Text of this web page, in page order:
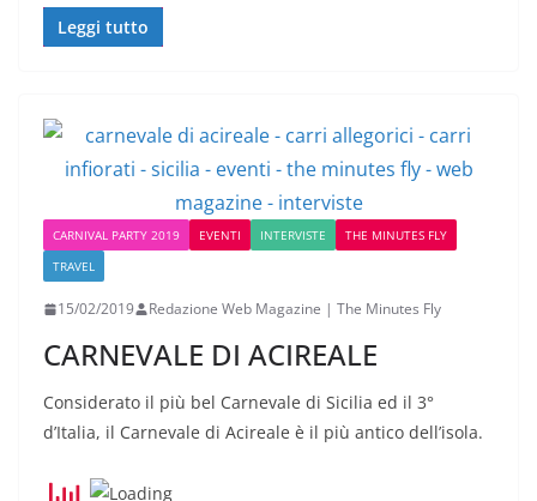
Leggi tutto
CARNIVAL PARTY 2019 EVENTI INTERVISTE
THE MINUTES FLY
TRAVEL
15/02/2019 Redazione Web Magazine | The Minutes Fly
CARNEVALE DI ACIREALE
Considerato il più bel Carnevale di Sicilia ed il 3°
d’Italia, il Carnevale di Acireale è il più antico dell’isola.